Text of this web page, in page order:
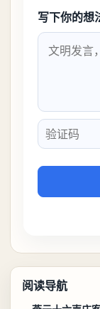
写下你的想
验证码
阅读导航